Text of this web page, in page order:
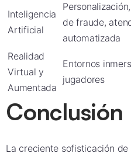
Inteligencia
Artificial
de fraude,
automatizada
Realidad
Virtual y
Aumentada
Entornos
jugadores
Conclusión
La creciente sofisticación